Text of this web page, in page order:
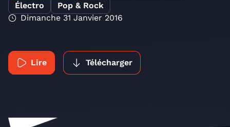
Électro
Pop & Rock
Dimanche 31 Janvier 2016
Lire Télécharger